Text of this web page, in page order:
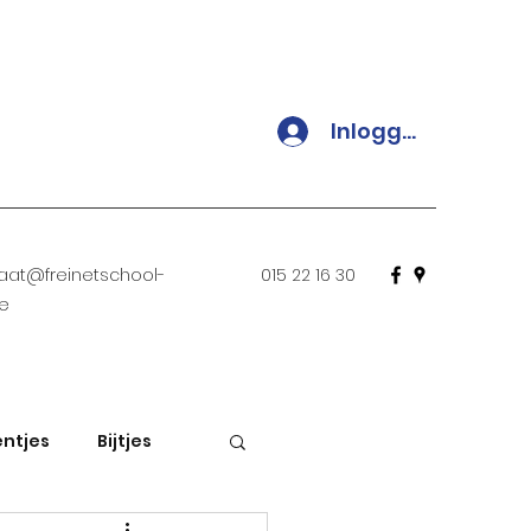
Inloggen
015 22 16 30
Bijtjes